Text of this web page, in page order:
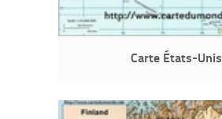
Carte États-Unis